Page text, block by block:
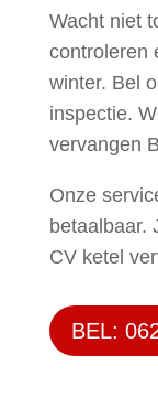
Wacht niet
controleren
winter. Bel
inspectie.
vervangen
Onze
betaalbaar.
CV ketel
BEL: